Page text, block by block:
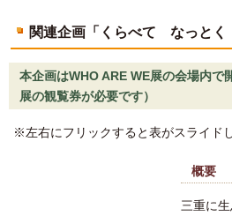
関連企画「くらべて なっとく
本企画はWHO ARE WE展の会場内で
展の観覧券が必要です）
※左右にフリックすると表がスライドし
概要
三重に